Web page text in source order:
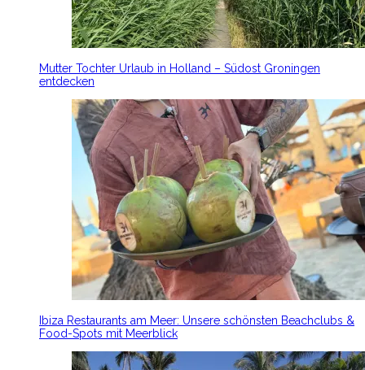
Mutter Tochter Urlaub in Holland – Südost Groningen
entdecken
Ibiza Restaurants am Meer: Unsere schönsten Beachclubs &
Food-Spots mit Meerblick